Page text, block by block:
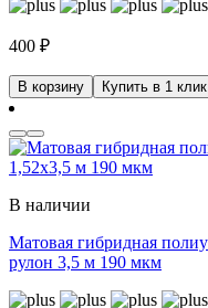
400 ₽
В корзину Купить в 1 клик
В наличии
Матовая гибридная
рулон 3,5 м 190 мкм